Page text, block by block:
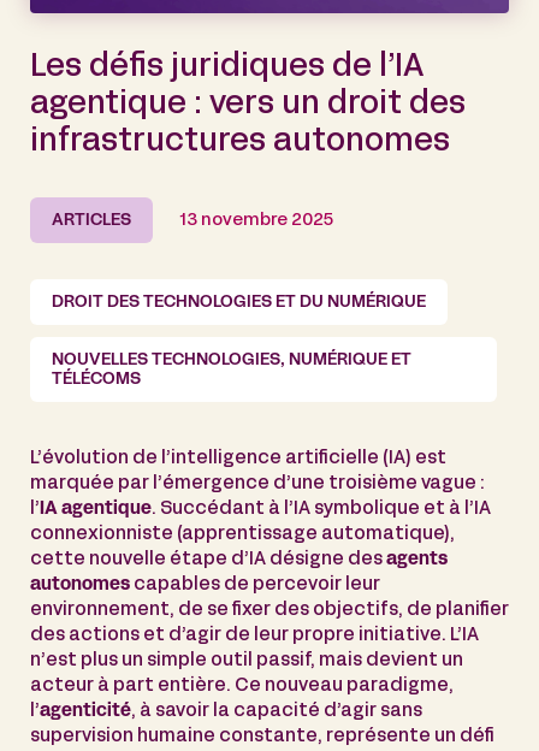
Les défis juridiques de l’IA
agentique : vers un droit des
infrastructures autonomes
ARTICLES 13 novembre 2025
DROIT DES TECHNOLOGIES ET DU NUMÉRIQUE
NOUVELLES TECHNOLOGIES, NUMÉRIQUE ET
TÉLÉCOMS
L’évolution de l’intelligence artificielle (IA) est
marquée par l’émergence d’une troisième vague :
l’ IA agentique. Succédant à l’IA symbolique et à l’IA
connexionniste (apprentissage automatique),
cette nouvelle étape d’IA désigne des agents
autonomes capables de percevoir leur
environnement, de se fixer des objectifs, de planifier
des actions et d’agir de leur propre initiative. L’IA
n’est plus un simple outil passif, mais devient un
acteur à part entière. Ce nouveau paradigme,
l’agenticité, à savoir la capacité d’agir sans
supervision humaine constante, représente un défi